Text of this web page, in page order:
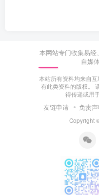
本网站专门收集易经
自媒
本站所有资料均来自
有此类资料的版权。
得传递或用
友链申请 免责
Copyright